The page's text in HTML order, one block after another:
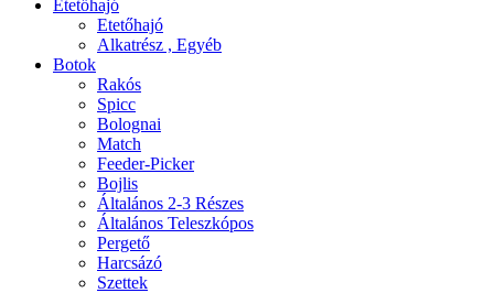
Etetőhajó
Etetőhajó
Alkatrész , Egyéb
Botok
Rakós
Spicc
Bolognai
Match
Feeder-Picker
Bojlis
Általános 2-3 Részes
Általános Teleszkópos
Pergető
Harcsázó
Szettek